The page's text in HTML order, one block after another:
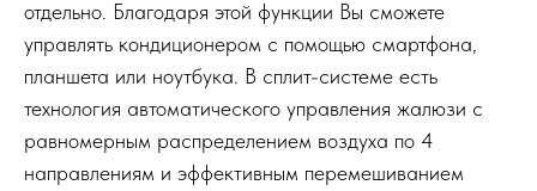
отдельно. Благодаря этой функции Вы сможете
управлять кондиционером с помощью смартфона,
планшета или ноутбука. В сплит-системе есть
технология автоматического управления жалюзи с
равномерным распределением воздуха по 4
направлениям и эффективным перемешиванием